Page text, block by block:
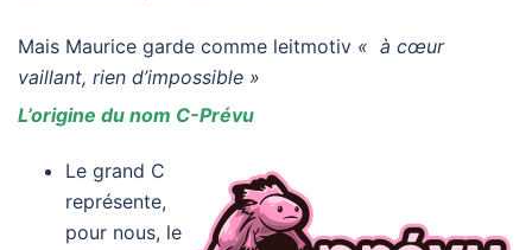
Mais Maurice garde comme leitmotiv « à cœur
vaillant, rien d’impossible »
L’origine du nom C-Prévu
Le grand C
représente,
pour nous, le